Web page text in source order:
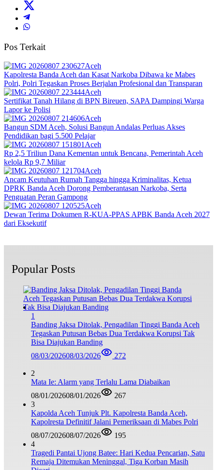
Pos Terkait
Aceh
Kapolresta Banda Aceh dan Kasat Narkoba Dibawa ke Mabes
Polri, Polri Tegaskan Proses Berjalan Profesional dan Transparan
Aceh
Sertifikat Tanah Hilang di BPN Bireuen, SAPA Dampingi Warga
Lapor ke Polisi
Aceh
Bangun SDM Aceh, Solusi Bangun Andalas Perluas Akses
Pendidikan bagi 5.500 Pelajar
Aceh
Rp 2,5 Triliun Dana Kementan untuk Bencana, Pemerintah Aceh
kelola Rp 9,7 Miliar‎
Aceh
Ancam Keutuhan Rumah Tangga hingga Kriminalitas, Ketua
DPRK Banda Aceh Dorong Pemberantasan Narkoba, Serta
Penguatan Peran Gampong
Aceh
Dewan Terima Dokumen R-KUA-PPAS APBK Banda Aceh 2027
dari Eksekutif
Popular Posts
1
Banding Jaksa Ditolak, Pengadilan Tinggi Banda Aceh
Tegaskan Putusan Bebas Dua Terdakwa Korupsi Tak
Bisa Diajukan Banding
08/03/202608/03/2026 272
2
Mata Ie: Alarm yang Terlalu Lama Diabaikan
08/01/202608/01/2026
267
3
Kapolda Aceh Tunjuk Plt. Kapolresta Banda Aceh,
Kapolresta Definitif Jalani Pemeriksaan di Mabes Polri
08/07/202608/07/2026
195
4
Tragedi Pantai Ujong Batee: Hari Kedua Pencarian, Satu
Remaja Ditemukan Meninggal, Tiga Korban Masih